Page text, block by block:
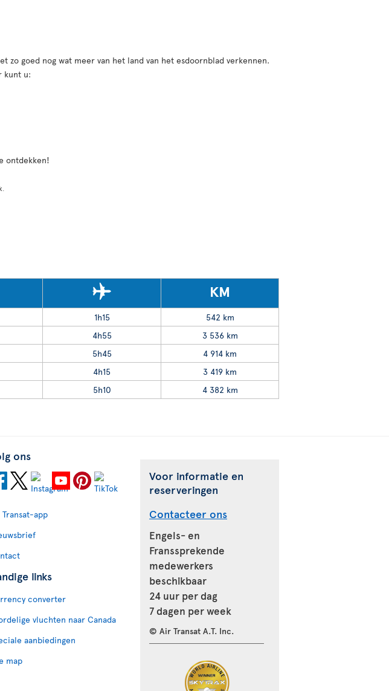
zo goed nog wat meer van het land van het esdoornblad verkennen.
kunt u:
ontdekken!
KM
1h15 542 km
4h55 3 536 km
5h45 4 914 km
4h15 3 419 km
5h10
4 382 km
ons
app
links
converter
vluchten naar Canada
aanbiedingen
map
Voor informatie en
reserveringen
Contacteer ons
Engels- en
Franssprekende
medewerkers
beschikbaar
24 uur per dag
7 dagen per week
© Air Transat A.T. Inc.